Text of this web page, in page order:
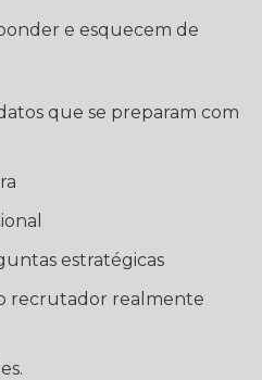
que se preparam com
estratégicas
recrutador realmente